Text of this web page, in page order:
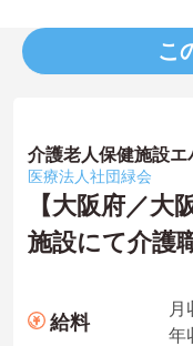
こ
介護老人保健施設
医療法人社団緑会
【大阪府／大
施設にて介護
給料
月
年